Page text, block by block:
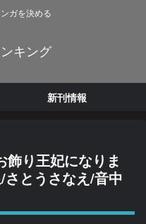
ガを決める
キング
新刊情報
飾り王妃になりま
とうさなえ/音中